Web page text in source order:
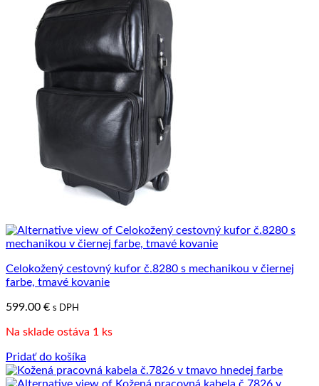
Celokožený cestovný kufor č.8280 s mechanikou v čiernej
farbe, tmavé kovanie
599.00 € s DPH
Na sklade ostáva 1 ks
Pridať do košíka